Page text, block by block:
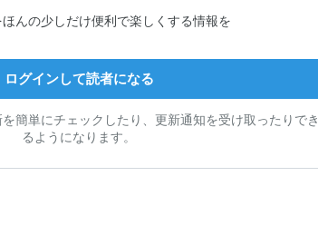
んの少しだけ便利で楽しくする情報を
ログインして読者になる
簡単にチェックしたり、更新通知を受け取ったりでき
るようになります。